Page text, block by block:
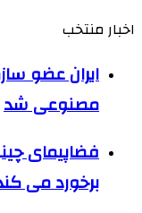
اخبار منتخب
ایران عضو
مصنوعی شد
فضاپیمای
برخورد می